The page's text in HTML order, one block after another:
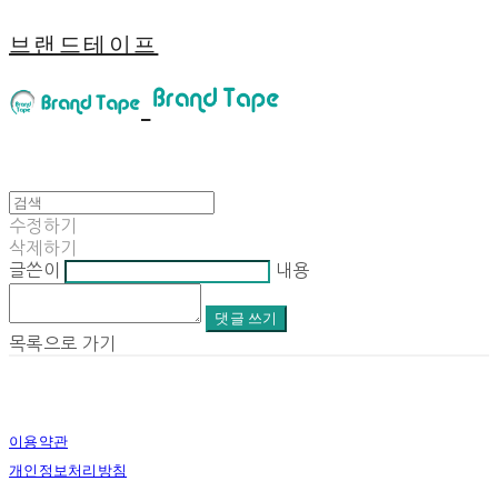
브랜드테이프
수정하기
삭제하기
글쓴이
내용
댓글 쓰기
목록으로 가기
이용약관
개인정보처리방침